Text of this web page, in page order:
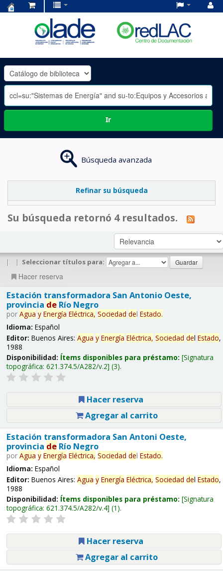
OLADE
-
Ir
Búsqueda avanzada
Refinar su búsqueda
Su búsqueda retornó 4 resultados.
| | Seleccionar títulos para:
Hacer reserva
Estación transformadora San Antonio Oeste,
provincia deRío Negro
por Agua y Energía Eléctrica, Sociedad del Estado.
Idioma: Español
Editor: Buenos Aires: Agua y Energía Eléctrica, Sociedad del Estado,
1988
Disponibilidad: Ítems disponibles para préstamo: Signatura
topográfica: 621.374.5/A282/v.2 (3).
Hacer reserva
Agregar al carrito
Estación transformadora San Antoni Oeste,
provincia deRío Negro
por Agua y Energía Eléctrica, Sociedad del Estado.
Idioma: Español
Editor: Buenos Aires: Agua y Energía Eléctrica, Sociedad del Estado,
1988
Disponibilidad: Ítems disponibles para préstamo: Signatura
topográfica: 621.374.5/A282/v.4 (1).
Hacer reserva
Agregar al carrito